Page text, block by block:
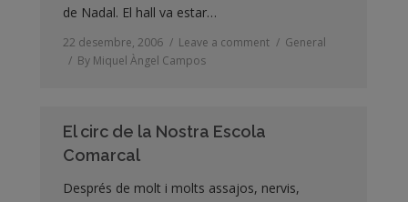
de Nadal. El hall va estar…
22 desembre, 2006 Leave a comment
General
By Miquel Àngel Campos
El circ de la Nostra Escola
Comarcal
Després de molt i molts assajos, nervis,